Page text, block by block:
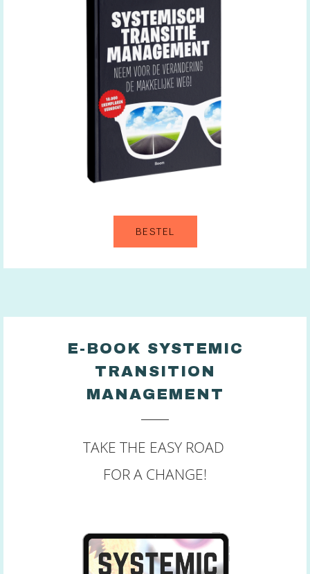
BESTEL
E-BOOK SYSTEMIC
TRANSITION
MANAGEMENT
TAKE THE EASY ROAD
FOR A CHANGE!